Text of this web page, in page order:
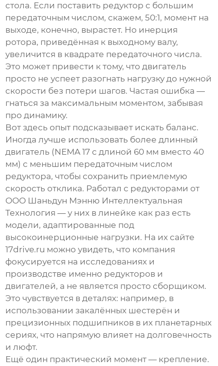
стола. Если поставить редуктор с большим
передаточным числом, скажем, 50:1, момент на
выходе, конечно, вырастет. Но инерция
ротора, приведённая к выходному валу,
увеличится в квадрате передаточного числа.
Это может привести к тому, что двигатель
просто не успеет разогнать нагрузку до нужной
скорости без потери шагов. Частая ошибка —
гнаться за максимальным моментом, забывая
про динамику.
Вот здесь опыт подсказывает искать баланс.
Иногда лучше использовать более длинный
двигатель (NEMA 17 с длиной 60 мм вместо 40
мм) с меньшим передаточным числом
редуктора, чтобы сохранить приемлемую
скорость отклика. Работал с редукторами от
ООО Шаньдун Мэнню Интеллектуальная
Технология — у них в линейке как раз есть
модели, адаптированные под
высокоинерционные нагрузки. На их сайте
17drive.ru можно увидеть, что компания
фокусируется на исследованиях и
производстве именно редукторов и
двигателей, а не является просто сборщиком.
Это чувствуется в деталях: например, в
использовании закалённых шестерён и
прецизионных подшипников в их планетарных
сериях, что напрямую влияет на долговечность
и люфт.
Ещё один практический момент — крепление.